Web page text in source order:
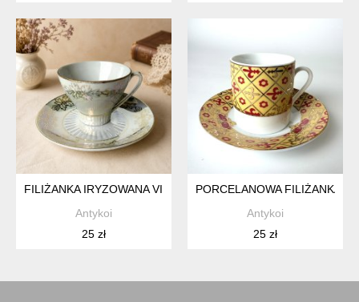
FILIŻANKA IRYZOWANA VINTAGE PERŁOWA ZŁOCENIA
Antykoi
25 zł
PORCELANOWA FILIŻANKA
Antykoi
25 zł